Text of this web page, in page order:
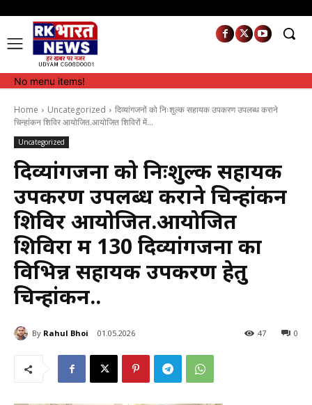
No menu items!
Home Uncategorized
दिव्यांगजनों को निःशुल्क सहायक उपकरण उपलब्ध कराने
चिन्हांकन शिविर आयोजित.आयोजित शिविरों में...
Uncategorized
दिव्यांगजनों को निःशुल्क सहायक
उपकरण उपलब्ध कराने चिन्हांकन
शिविर आयोजित.आयोजित
शिविरों में 130 दिव्यांगजनों का
विभिन्न सहायक उपकरण हेतु
चिन्हांकन..
By Rahul Bhoi 01.05.2026 0
47